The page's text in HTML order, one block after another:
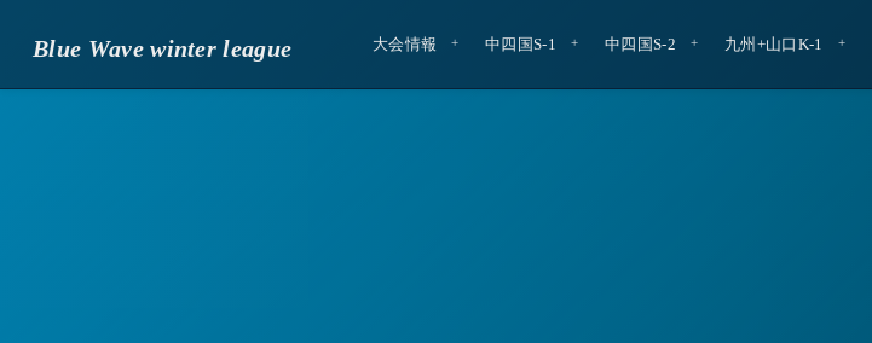
Blue Wave winter league 大会情報 中四国S-1 中四国S-2 九州+山口K-1